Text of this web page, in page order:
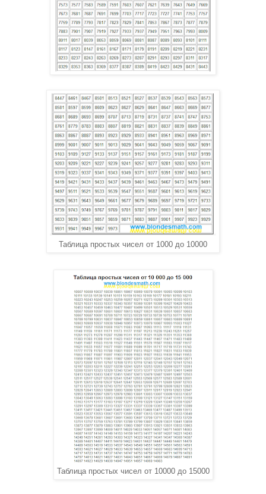
Таблица простых чисел от 1000 до 10000
Таблица простых чисел от 10000 до 15000